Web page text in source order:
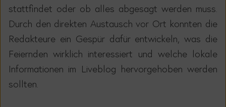
stattfindet oder ob alles abgesagt werden muss.
Durch den direkten Austausch vor Ort konnten die
Redakteure ein Gespür dafür entwickeln, was die
Feiernden wirklich interessiert und welche lokale
Informationen im Liveblog hervorgehoben werden
sollten.